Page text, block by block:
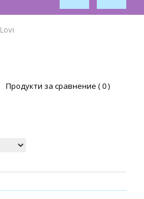
Lovi
Продукти за сравнение ( 0 )